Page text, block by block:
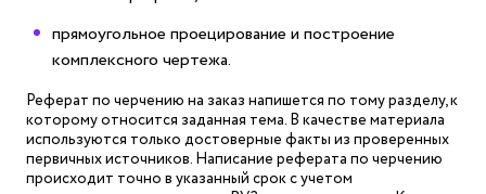
прямоугольное проецирование и построение
комплексного чертежа.
Реферат по черчению на заказ напишется по тому разделу, к
которому относится заданная тема. В качестве материала
используются только достоверные факты из проверенных
первичных источников. Написание реферата по черчению
происходит точно в указанный срок с учетом